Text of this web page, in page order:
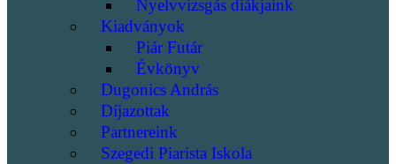
Nyelvvizsgás diákjaink
Kiadványok
Piár Futár
Évkönyv
Dugonics András
Díjazottak
Partnereink
Szegedi Piarista Iskola